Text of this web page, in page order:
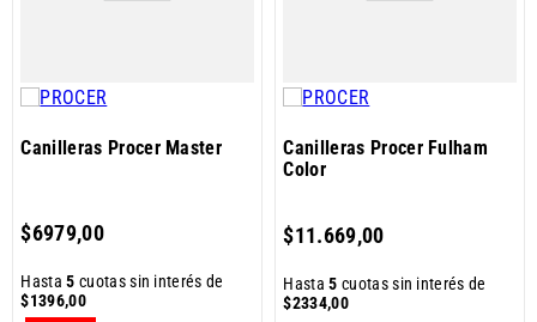
Canilleras Procer Master
$6979,00
Hasta5 cuotas sin interés de
$1396,00
Canilleras Procer Fulham
Color
$11 .669,00
Hasta5 cuotas sin interés de
$2334,00